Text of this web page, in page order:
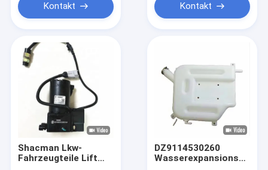
Kontakt Kontakt
Shacman Lkw-
Fahrzeugteile Lift
DZ9114530260